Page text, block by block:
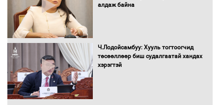
алдаж байна
Ч.Лодойсамбуу: Хууль тогтоогчид
төсөөллөөр биш судалгаатай хандах
хэрэгтэй